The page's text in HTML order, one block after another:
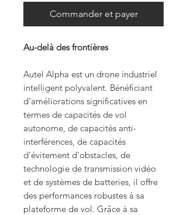
Commander et payer
Au-delà des frontières
Autel Alpha est un drone industriel
intelligent polyvalent. Bénéficiant
d'améliorations significatives en
termes de capacités de vol
autonome, de capacités anti-
interférences, de capacités
d'évitement d'obstacles, de
technologie de transmission vidéo
et de systèmes de batteries, il offre
des performances robustes à sa
plateforme de vol. Grâce à sa